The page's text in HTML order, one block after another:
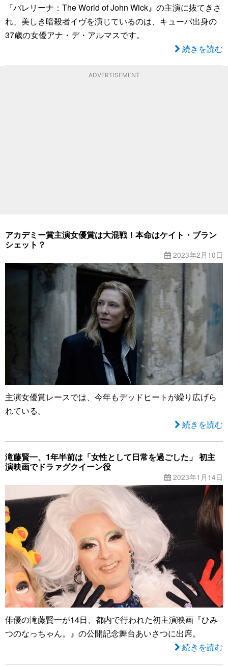
『バレリーナ：The World of John Wick』の主演に抜てきさ
れ、美しき暗殺者イヴを演じているのは、キューバ出身の
37歳の女優アナ・デ・アルマスです。
続きを読む
ADVERTISEMENT
アカデミー賞主演女優賞は大混戦！本命はケイト・ブラン
シェット？
2023年2月10日
主演女優賞レースでは、今年もデッドヒートが繰り広げら
れている。
続きを読む
滝藤賢一、1年半前は「女性として日常を過ごした」 初主
演映画でドラァグクイーン役
2023年1月14日
俳優の滝藤賢一が14日、都内で行われた初主演映画『ひみ
つのなっちゃん。』の公開記念舞台あいさつに出席。
続きを読む